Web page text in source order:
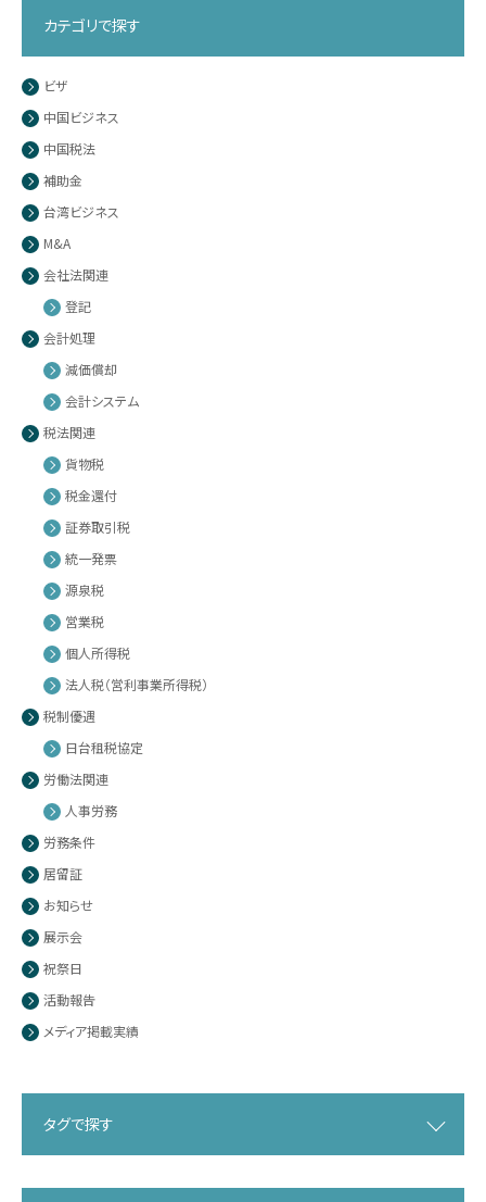
カテゴリで探す
ビザ
中国ビジネス
中国税法
補助金
台湾ビジネス
M&A
会社法関連
登記
会計処理
減価償却
会計システム
税法関連
貨物税
税金還付
証券取引税
統一発票
源泉税
営業税
個人所得税
法人税（営利事業所得税）
税制優遇
日台租税協定
労働法関連
人事労務
労務条件
居留証
お知らせ
展示会
祝祭日
活動報告
メディア掲載実績
タグで探す